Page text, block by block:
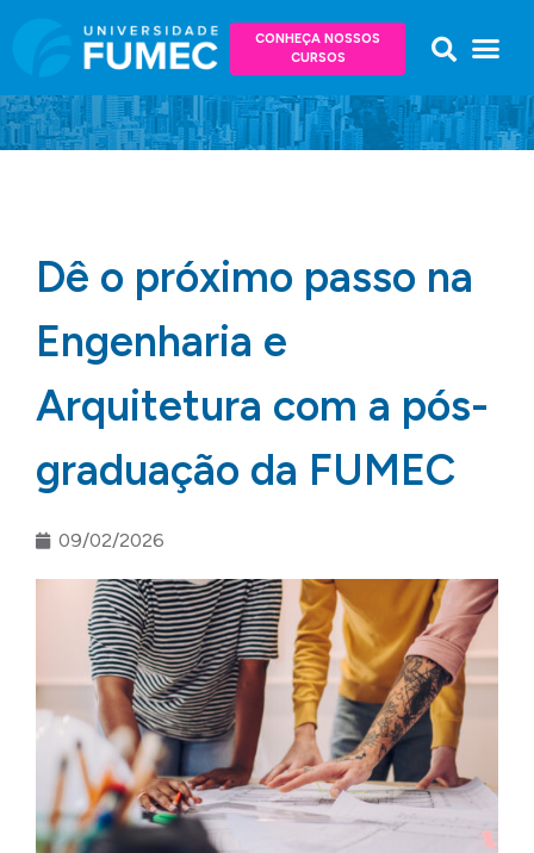
CONHEÇA NOSSOS
CURSOS
Dê o próximo passo na
Engenharia e
Arquitetura com a pós-
graduação da FUMEC
09/02/2026